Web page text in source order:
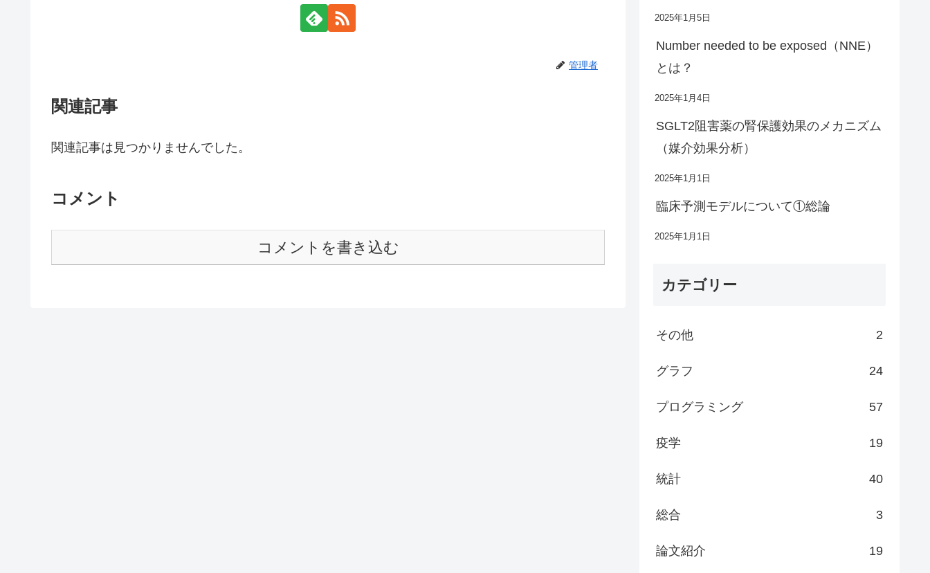
管理者
関連記事
関連記事は見つかりませんでした。
コメント
コメントを書き込む
2025年1月5日
Number needed to be exposed（NNE）
とは？
2025年1月4日
SGLT2阻害薬の腎保護効果のメカニズム
（媒介効果分析）
2025年1月1日
臨床予測モデルについて①総論
2025年1月1日
カテゴリー
その他 2
グラフ 24
プログラミング 57
疫学 19
統計 40
総合 3
論文紹介 19